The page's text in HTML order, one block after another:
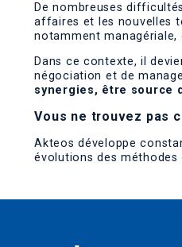
De nombreuses
affaires et les nouvelles
notamment
Dans ce contexte, il
négociation et de
synergies, être source
Vous ne trouvez pas
Akteos développe
évolutions des méthodes